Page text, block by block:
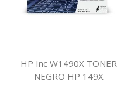
HP Inc W1490X TONER
NEGRO HP 149X